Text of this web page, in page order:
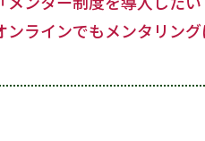
ンラインでもメンタリング